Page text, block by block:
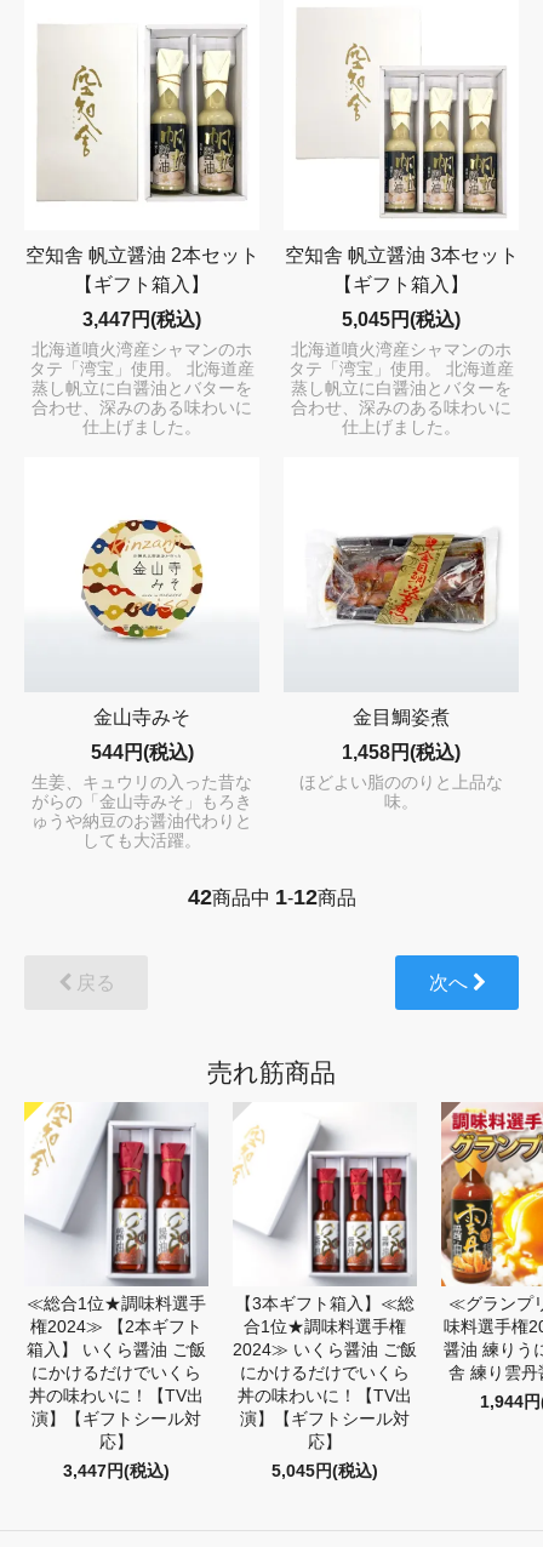
空知舎 帆立醤油 2本セット
【ギフト箱入】
3,447円(税込)
北海道噴火湾産シャマンのホ
タテ「湾宝」使用。 北海道産
蒸し帆立に白醤油とバターを
合わせ、深みのある味わいに
仕上げました。
空知舎 帆立醤油 3本セット
【ギフト箱入】
5,045円(税込)
北海道噴火湾産シャマンのホ
タテ「湾宝」使用。 北海道産
蒸し帆立に白醤油とバターを
合わせ、深みのある味わいに
仕上げました。
金山寺みそ
544円(税込)
生姜、キュウリの入った昔な
がらの「金山寺みそ」もろき
ゅうや納豆のお醤油代わりと
しても大活躍。
金目鯛姿煮
1,458円(税込)
ほどよい脂ののりと上品な
味。
42商品中 1-12商品
戻る 次へ
売れ筋商品
≪総合1位★調味料選手
権2024≫ 【2本ギフト
箱入】 いくら醤油 ご飯
にかけるだけでいくら
丼の味わいに！【TV出
演】【ギフトシール対
応】
3,447円(税込)
【3本ギフト箱入】≪総
合1位★調味料選手権
2024≫ いくら醤油 ご飯
にかけるだけでいくら
丼の味わいに！【TV出
演】【ギフトシール対
応】
5,045円(税込)
≪グランプ
味料選手権
醤油 練りう
舎 練り雲丹
1,944